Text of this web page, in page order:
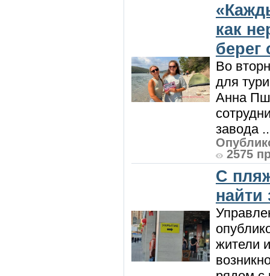
как
берег
Во
для
Анна
завода
2575
С
жители